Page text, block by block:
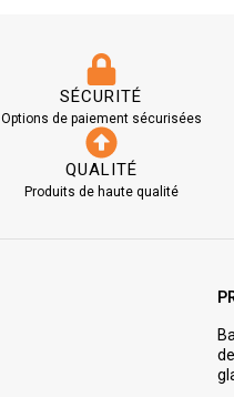
SÉCURITÉ
Options de paiement sécurisées
QUALITÉ
Produits de haute qualité
de